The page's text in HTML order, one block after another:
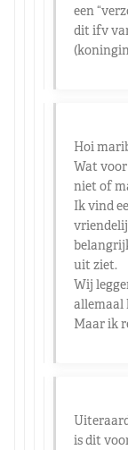
een
dit ifv
Hoi
Wat voor
niet of
Ik vind
uit ziet.
Wij
allemaal
Maar ik
is dit